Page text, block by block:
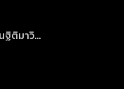
ฐิติมาวิ...